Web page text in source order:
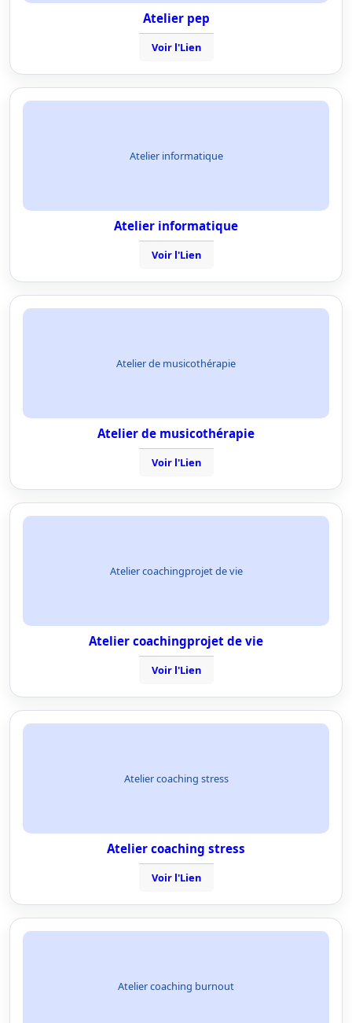
Atelier pep
Voir l'Lien
Atelier informatique
Atelier informatique
Voir l'Lien
Atelier de musicothérapie
Atelier de musicothérapie
Voir l'Lien
Atelier coachingprojet de vie
Atelier coachingprojet de vie
Voir l'Lien
Atelier coaching stress
Atelier coaching stress
Voir l'Lien
Atelier coaching burnout